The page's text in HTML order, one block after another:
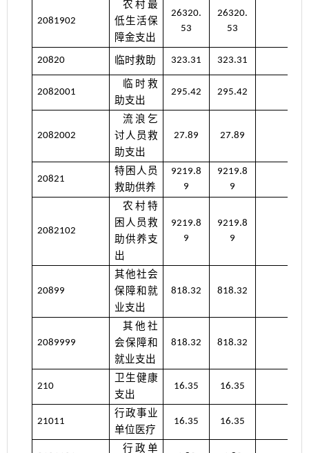
2081902
农村最
低生活保
障金支出
26320.
53
26320.
53
20820 临时救助 323.31 323.31
2082001
临时救
助支出
295.42 295.42
2082002
流浪乞
讨人员救
助支出
27.89 27.89
20821
特困人员
救助供养
9219.8
9
9219.8
9
2082102
农村特
困人员救
助供养支
出
9219.8
9
9219.8
9
20899
其他社会
保障和就
业支出
818.32 818.32
2089999
其他社
会保障和
就业支出
818.32 818.32
210
卫生健康
支出
16.35 16.35
21011
行政事业
单位医疗
16.35 16.35
行政单